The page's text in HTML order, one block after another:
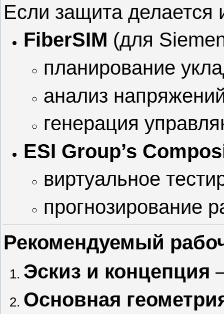
Если защита делается
FiberSIM (для
планирование
анализ
генерация
ESI Group’s
виртуальное
прогнозирование
Рекомендуемый
Эскиз и концепция
Основная